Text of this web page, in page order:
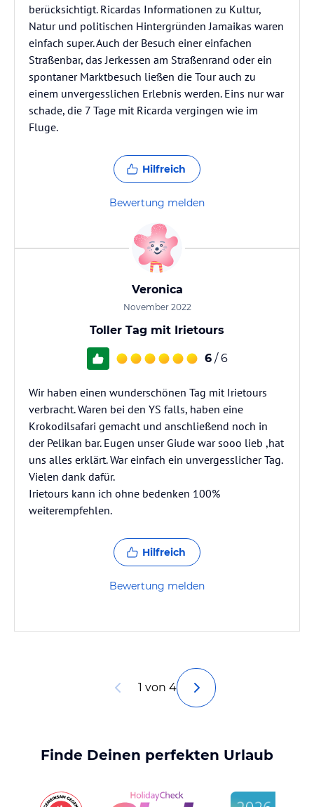
berücksichtigt. Ricardas Informationen zu Kultur,
Natur und politischen Hintergründen Jamaikas waren
einfach super. Auch der Besuch einer einfachen
Straßenbar, das Jerkessen am Straßenrand oder ein
spontaner Marktbesuch ließen die Tour auch zu
einem unvergesslichen Erlebnis werden. Eins nur war
schade, die 7 Tage mit Ricarda vergingen wie im
Fluge.
Hilfreich
Bewertung melden
Veronica
November 2022
Toller Tag mit Irietours
6 / 6
Wir haben einen wunderschönen Tag mit Irietours
verbracht. Waren bei den YS falls, haben eine
Krokodilsafari gemacht und anschließend noch in
der Pelikan bar. Eugen unser Giude war sooo lieb ,hat
uns alles erklärt. War einfach ein unvergesslicher Tag.
Vielen dank dafür.
Irietours kann ich ohne bedenken 100%
weiterempfehlen.
Hilfreich
Bewertung melden
1 von 4
Finde Deinen perfekten Urlaub